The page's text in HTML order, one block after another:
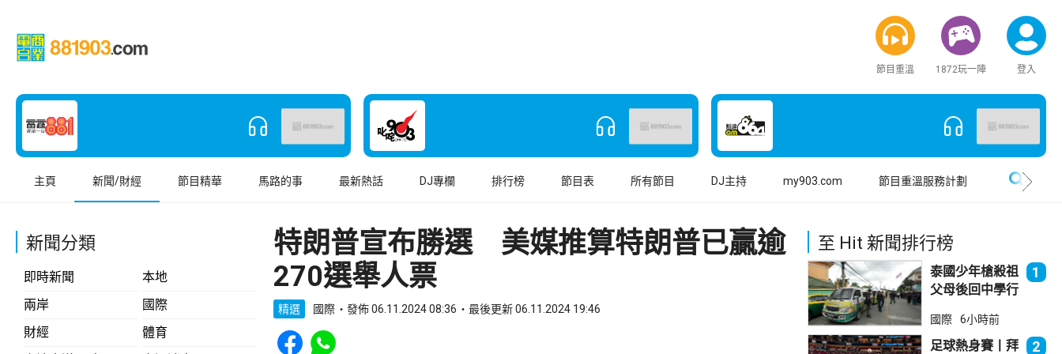
節目重溫 1872玩一陣 登入
主頁 新聞/財經 節目精華 馬路的事 最新熱話 DJ專欄 排行榜 節目表 所有節目 DJ主持 my903.com 節目重溫服務計劃
新聞分類
即時新聞
本地
兩岸
國際
財經
體育
特朗普宣布勝選 美媒推算特朗普已贏逾
270選舉人票
精選 國際 發佈 06.11.2024 08:36 最後更新 06.11.2024 19:46
Share to Facebook
Share to WhatsApp
至 Hit 新聞排行榜
泰國少年槍殺祖
父母後回中學行
死23傷
1
國際 6小時前
足球熱身賽丨拜 2